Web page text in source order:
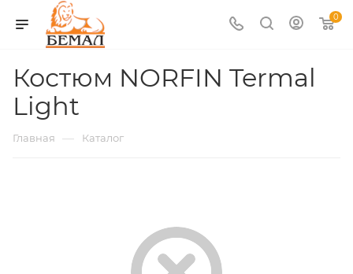
0
Костюм NORFIN Termal
Light
Главная — Каталог